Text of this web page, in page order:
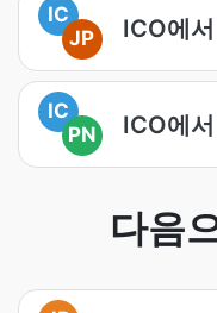
IC
JP
ICO에
IC
PN
ICO에
다음